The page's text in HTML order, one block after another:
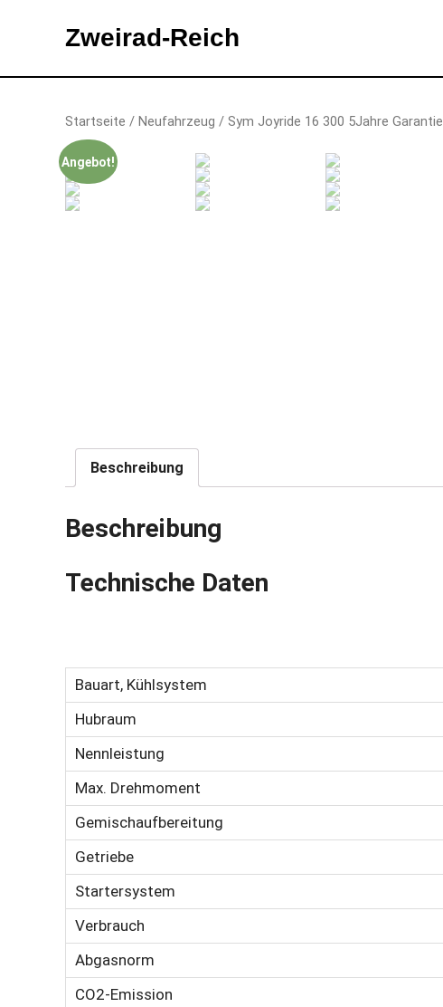
Zweirad-Reich
Startseite / Neufahrzeug / Sym Joyride 16 300 5Jahre Garantie
Angebot!
Beschreibung
Beschreibung
Technische Daten
Bauart, Kühlsystem
Hubraum
Nennleistung
Max. Drehmoment
Gemischaufbereitung
Getriebe
Startersystem
Verbrauch
Abgasnorm
CO2-Emission